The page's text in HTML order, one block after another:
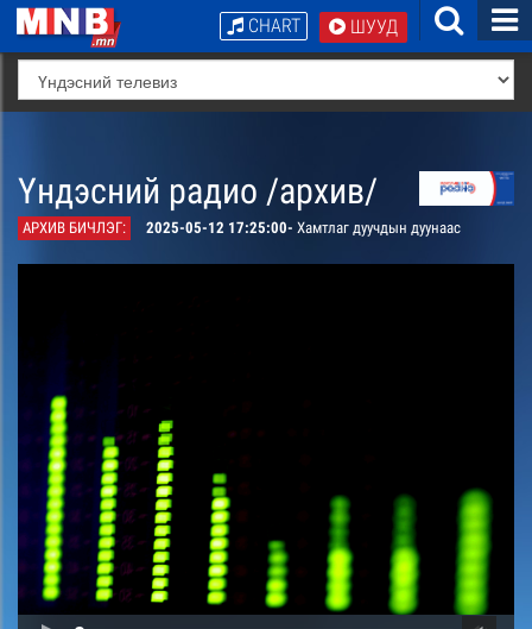
ШУУД
CHART
Үндэсний радио /архив/
АРХИВ БИЧЛЭГ: 2025-05-12 17:25:00- Хамтлаг дуучдын дуунаас